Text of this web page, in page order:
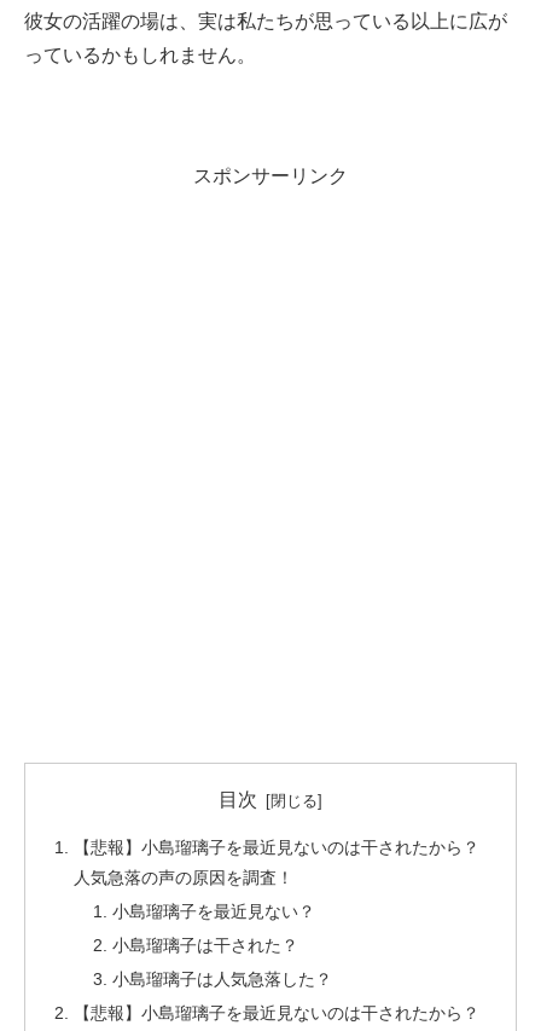
彼女の活躍の場は、実は私たちが思っている 以上に広が
っているかもしれません。
スポンサーリンク
目次
【悲報】小島瑠璃子を最近見ないのは干されたから？
人気急落の声の原因を調査！
小島瑠璃子を最近見ない？
小島瑠璃子は干された？
小島瑠璃子は人気急落した？
【悲報】小島瑠璃子を最近見ないのは干されたから？